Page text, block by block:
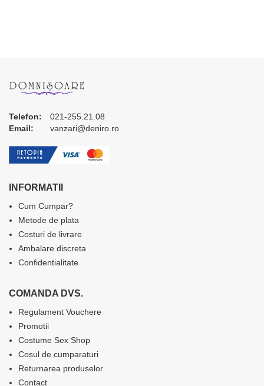
Telefon:
021-255.21.08
Email:
vanzari@deniro.ro
INFORMATII
Cum Cumpar?
Metode de plata
Costuri de livrare
Ambalare discreta
Confidentialitate
COMANDA DVS.
Regulament Vouchere
Promotii
Costume Sex Shop
Cosul de cumparaturi
Returnarea produselor
Contact